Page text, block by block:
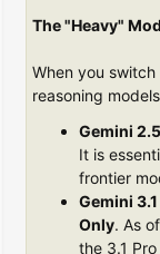
The "Heavy"
When you
reasoning
Gemini
It is
frontier
Gemini
Only. As
the 3.1